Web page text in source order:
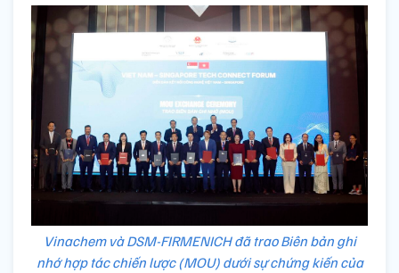
Vinachem và DSM-FIRMENICH đã trao Biên bản ghi
nhớ hợp tác chiến lược (MOU) dưới sự chứng kiến của